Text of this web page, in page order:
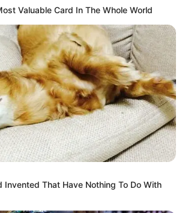
Valuable Card In The Whole World
Invented That Have Nothing To Do With